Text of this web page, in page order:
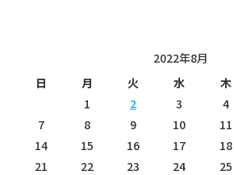
2022年8月
日
月 火 水 木
1 2 3 4
7
8 9 10 11
14
15 16 17 18
21
22 23 24 25